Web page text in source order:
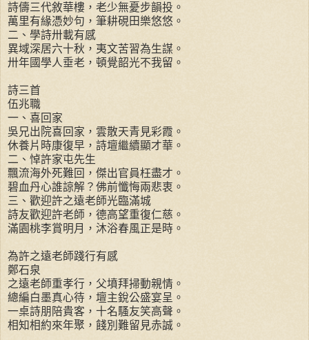
詩儔三代敘華樓，老少無憂步韻投。
萬里有緣憑妙句，筆耕硯田樂悠悠。
二、學詩卅載有感
異域深居六十秋，夷文苦習為生謀。
卅年國學人垂老，頓覺韶光不我留。
詩三首
伍兆職
一、喜回家
吳兄出院喜回家，雲散天青見彩霞。
休養片時康復早，詩壇繼續顯才華。
二、悼許家屯先生
飄流海外死難回，傑出官員枉盡才。
碧血丹心誰諒解？佛前懺悔兩悲衷。
三、歡迎許之遠老師光臨滿城
詩友歡迎許老師，德高望重復仁慈。
滿園桃李賞明月，沐浴春風正是時。
為許之遠老師踐行有感
鄭石泉
之遠老師重孝行，父墳拜掃動親情。
總編白墨真心待，壇主銳公盛宴呈。
一桌詩朋陪貴客，十名騷友笑高聲。
相知相約來年聚，餞別難留見赤誠。